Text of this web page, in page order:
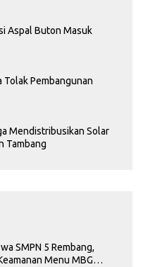
Aspal Buton Masuk
Tolak Pembangunan
Mendistribusikan Solar
Tambang
SMPN 5 Rembang,
Menu MBG